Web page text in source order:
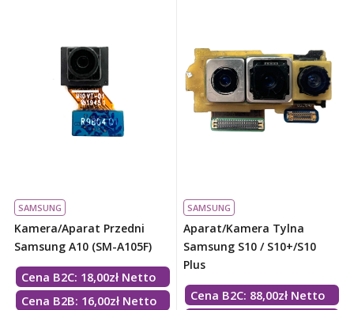
SAMSUNG
Kamera/Aparat Przedni
Samsung A10 (SM-A105F)
Cena B2C: 18,00zł Netto
Cena B2B: 16,00zł Netto
SAMSUNG
Aparat/Kamera Tylna
Samsung S10 / S10+/S10
Plus
Cena B2C: 88,00zł Netto